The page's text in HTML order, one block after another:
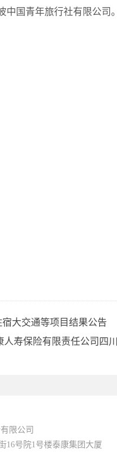
中国青年旅行社有限公司。
大交通等项目结果公告
人寿保险有限责任公司四
限公司
16号院1号楼泰康集团大厦